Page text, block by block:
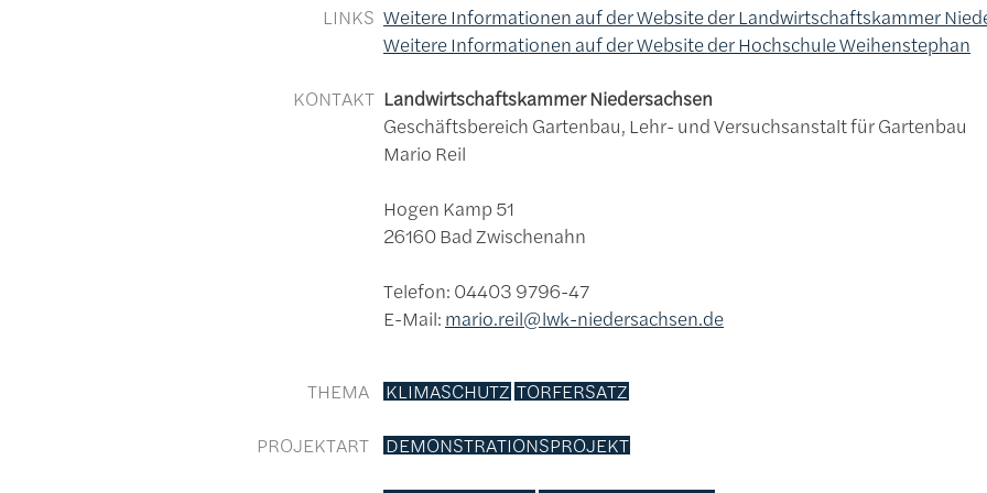
LINKS Weitere Informationen auf der Website der Landwirtschaftskammer
Weitere Informationen auf der Website der Hochschule Weihenstephan
KONTAKT Landwirtschaftskammer Niedersachsen
Geschäftsbereich Gartenbau, Lehr- und Versuchsanstalt für Gartenbau
Mario Reil
Hogen Kamp 51
26160 Bad Zwischenahn
Telefon: 04403 9796-47
E-Mail: mario.reil@lwk-niedersachsen.de
THEMA KLIMASCHUTZ TORFERSATZ
PROJEKTART DEMONSTRATIONSPROJEKT